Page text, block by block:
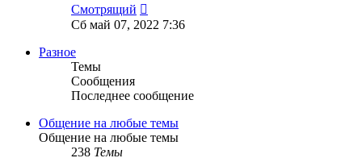
Смотрящий
к
Сб май 07, 2022 7:36
Разное
Темы
Сообщения
Последнее сообщение
Общение на любые темы
Общение на любые темы
238 Темы